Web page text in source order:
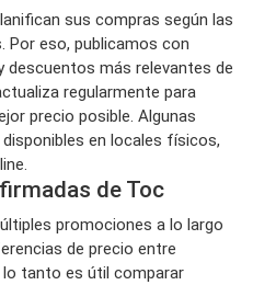
sus compras según las
Por eso, publicamos con
descuentos más relevantes de
regularmente para
precio posible. Algunas
en locales físicos,
de Toc
promociones a lo largo
de precio entre
tanto es útil comparar